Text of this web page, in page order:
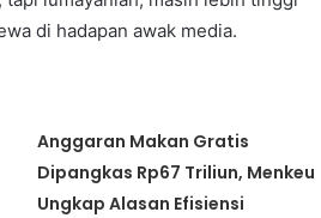
di hadapan awak media.
Anggaran Makan Gratis
Dipangkas Rp67 Triliun, Menkeu
Ungkap Alasan Efisiensi